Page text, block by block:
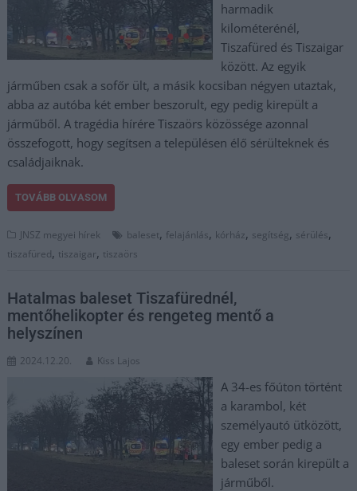
harmadik
kilométerénél,
Tiszafüred és Tiszaigar
között. Az egyik
járműben csak a sofőr ült, a másik kocsiban négyen utaztak,
abba az autóba két ember beszorult, egy pedig kirepült a
járműből. A tragédia hírére Tiszaörs közössége azonnal
összefogott, hogy segítsen a településen élő sérülteknek és
családjaiknak.
TOVÁBB OLVASOM
JNSZ megyei hírek baleset, felajánlás, kórház, segítség, sérülés,
tiszafüred, tiszaigar, tiszaörs
Hatalmas baleset Tiszafürednél,
mentőhelikopter és rengeteg mentő a
helyszínen
2024.12.20. Kiss Lajos
A 34-es főúton történt
a karambol, két
személyautó ütközött,
egy ember pedig a
baleset során kirepült a
járműből.